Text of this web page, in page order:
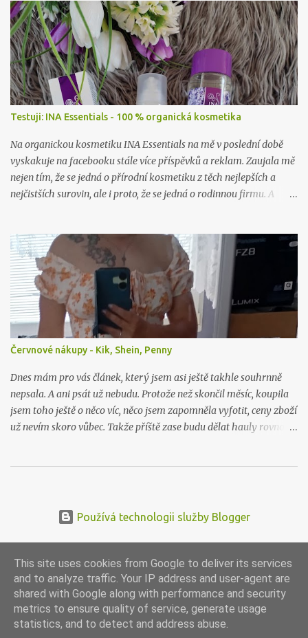
Testuji: INA Essentials - 100 % organická kosmetika
Na organickou kosmetiku INA Essentials na mě v poslední době
vyskakuje na facebooku stále více příspěvků a reklam. Zaujala mě
nejen tím, že se jedná o přírodní kosmetiku z těch nejlepších a
nejčistších surovin, ale i proto, že se jedná o rodinnou firmu. A
otestovat. Firma mě příjemně překvapila, když mi dovolila vybrat
si hned dva jejich výrobky k otestování. A tak jsem se rozhodla, že
vám sem hodím tento článek už nyní, byť to ještě není přímo
recenze. Tu si nechám na později, až budu produkty déle používat,
abych opravdu viděla, co dokážou.
Červnové nákupy - Kik, Shein, Penny
Dnes mám pro vás článek, který jsem asi ještě takhle souhrnně
nepsala. A ani psát už nebudu. Protože než skončil měsíc, koupila
jsem toho ještě o něco víc, něco jsem zapomněla vyfotit, ceny zboží
už nevím skoro vůbec. Takže příště zase budu dělat hauly rovnou
Používá technologii služby Blogger
This site uses cookies from Google to deliver its services
and to analyze traffic. Your IP address and user-agent are
shared with Google along with performance and security
metrics to ensure quality of service, generate usage
statistics, and to detect and address abuse.